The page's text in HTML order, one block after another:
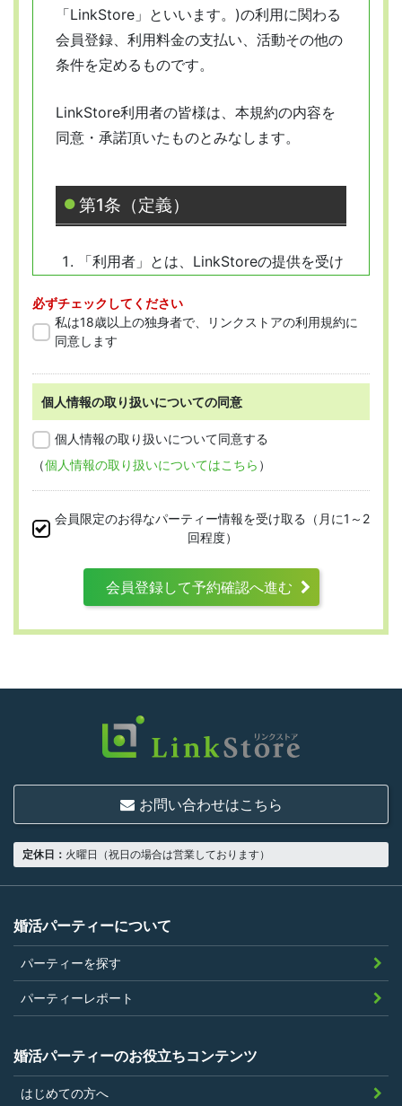
「LinkStore」といいます。)の利用に関わる
会員登録、利用料金の支払い、活動その他の
条件を定めるものです。
LinkStore利用者の皆様は、本規約の内容を
同意・承諾頂いたものとみなします。
第1条（定義）
「利用者」とは、LinkStoreの提供を受け
「会員」とは、本規約に従って会員登録
をした人を指します。
第2条 （適用範囲）
ります。
第3条 （利用資格）
いものとします。
18歳以上の独身者であること
男性は収入があること
当社の指定する環境でサービスを利用で
当社が企画するパーティープランに設定
されている年齢条件にあてはまっている
こと。
参加条件があり証明書が必要なパーティ
ーは、その条件にあてはまっており且つ
弊社が希望する証明書を持参できるこ
過去に、当社運営サービスにおいて、不
必ずチェックしてください
私は18歳以上の独身者で、リンクストアの利用規約に
同意します
個人情報の取り扱いについての同意
個人情報の取り扱いについて同意する
（個人情報の取り扱いについてはこちら ）
会員限定のお得なパーティー情報を受け取る（月に1～2
回程度）
会員登録して予約確認へ進む
お問い合わせはこちら
定休日： 火曜日（祝日の場合は営業しております）
婚活パーティーについて
パーティーを探す
パーティーレポート
婚活パーティーのお役立ちコンテンツ
はじめての方へ